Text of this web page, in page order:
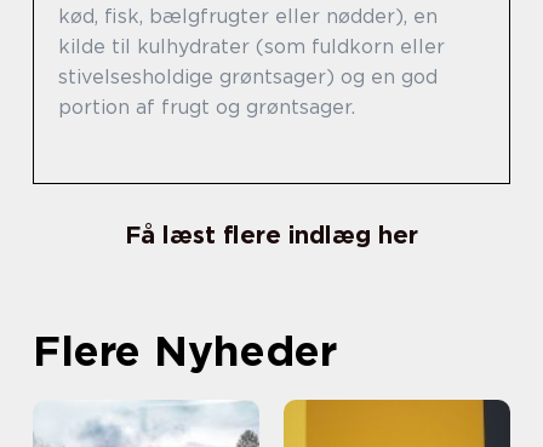
kød, fisk, bælgfrugter eller nødder), en
kilde til kulhydrater (som fuldkorn eller
stivelsesholdige grøntsager) og en god
portion af frugt og grøntsager.
Få læst flere indlæg her
Flere Nyheder